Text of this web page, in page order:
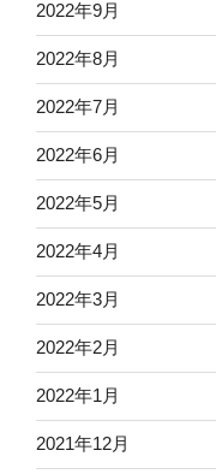
2022年9月
2022年8月
2022年7月
2022年6月
2022年5月
2022年4月
2022年3月
2022年2月
2022年1月
2021年12月